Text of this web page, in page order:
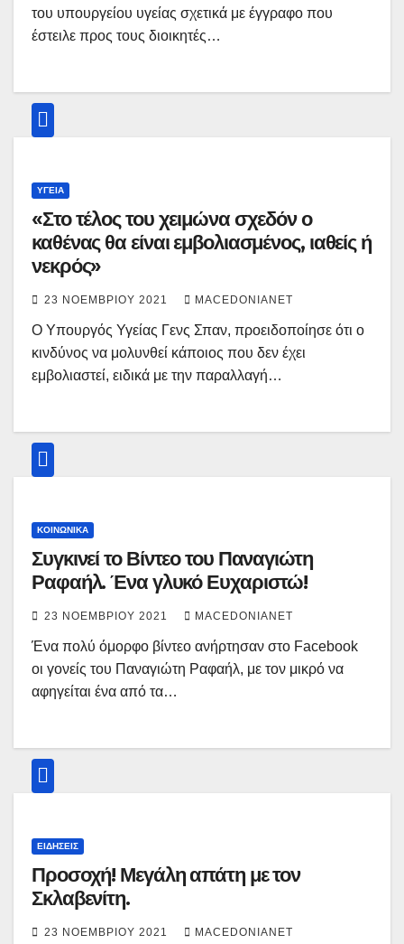
του υπουργείου υγείας σχετικά με έγγραφο που
έστειλε προς τους διοικητές…
ΥΓΕΊΑ
«Στο τέλος του χειμώνα σχεδόν ο
καθένας θα είναι εμβολιασμένος, ιαθείς ή
νεκρός»
23 ΝΟΕΜΒΡΊΟΥ 2021 MACEDONIANET
Ο Υπουργός Υγείας Γενς Σπαν, προειδοποίησε ότι ο
κινδύνος να μολυνθεί κάποιος που δεν έχει
εμβολιαστεί, ειδικά με την παραλλαγή…
ΚΟΙΝΩΝΙΚΆ
Συγκινεί το Βίντεο του Παναγιώτη
Ραφαήλ. Ένα γλυκό Ευχαριστώ!
23 ΝΟΕΜΒΡΊΟΥ 2021 MACEDONIANET
Ένα πολύ όμορφο βίντεο ανήρτησαν στο Facebook
οι γονείς του Παναγιώτη Ραφαήλ, με τον μικρό να
αφηγείται ένα από τα…
ΕΙΔΉΣΕΙΣ
Προσοχή! Μεγάλη απάτη με τον
Σκλαβενίτη.
23 ΝΟΕΜΒΡΊΟΥ 2021 MACEDONIANET